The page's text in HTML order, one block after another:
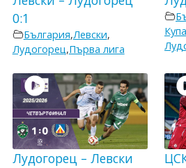
0:1
България,Левски,
Лудогорец,Първа лига
Лудогорец – Левски